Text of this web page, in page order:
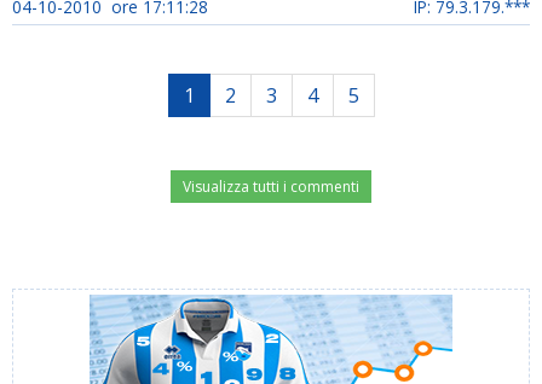
04-10-2010 ore 17:11:28 IP: 79.3.179.***
1 2 3 4 5
Visualizza tutti i commenti